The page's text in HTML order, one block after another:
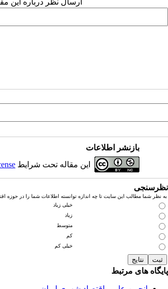
بازنشر اطلاعات
این مقاله تحت شرایط
نظرسنجی
به نظر شما مطالب این سایت تا چه اندازه توانسته اطلاعات شما را در حوزه
خیلی زیاد
زیاد
متوسط
کم
خیلی کم
پایگاه های مرتبط